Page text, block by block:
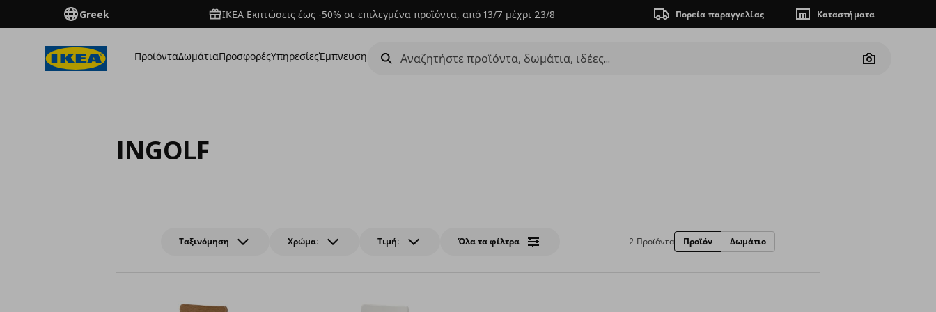
Greek ΙΚΕΑ Εκπτώσεις έως -50% σε επιλεγμένα προϊόντα, από 13/7 μέχρι 23/8 Πορεία παραγγελίας Καταστήματα
ΠροϊόνταΔωμάτιαΠροσφορέςΥπηρεσίεςΈμπνευση
Camera
INGOLF
Ταξινόμηση Χρώμα: Τιμή: Όλα τα φίλτρα 2 Προϊόντα Προϊόν Δωμάτιο